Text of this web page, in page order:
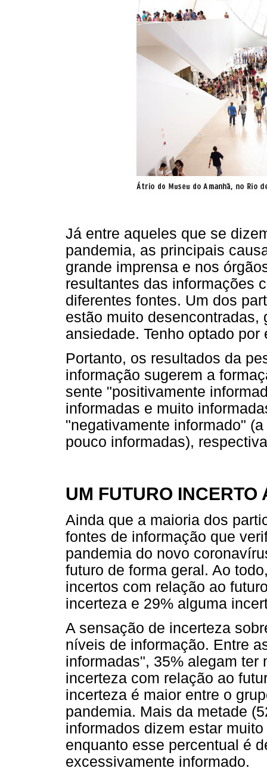
Já entre aqueles que se
pandemia, as principais
grande imprensa e nos
resultantes das informações
diferentes fontes. Um dos
estão muito
ansiedade. Tenho optado
Portanto, os resultados da
informação sugerem a
sente "positivamente
informadas e muito
"negativamente informado"
pouco informadas),
UM FUTURO INCERTO
Ainda que a maioria dos
fontes de informação que
pandemia do novo
futuro de forma geral. Ao
incertos com relação ao
incerteza e 29% alguma
A sensação de incerteza
níveis de informação. Entre
informadas", 35% alegam ter
incerteza com relação ao
incerteza é maior entre o
pandemia. Mais da metade
informados dizem estar
enquanto esse percentual é
excessivamente informado.